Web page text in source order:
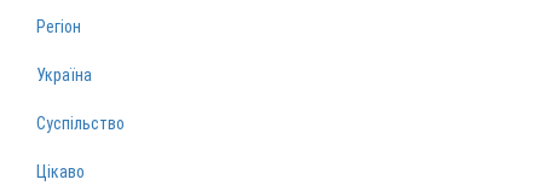
Регіон
Україна
Суспільство
Цікаво